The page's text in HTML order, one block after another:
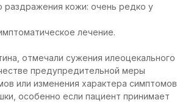
раздражения кожи: очень редко у
лечение.
отмечали сужения илеоцекального
предупредительной меры
или изменения характера симптомов
особенно если пациент принимает